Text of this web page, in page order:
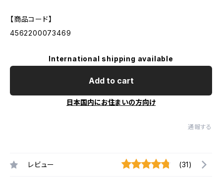
【商品コード】
4562200073469
International shipping available
Add to cart
日本国内にお住まいの方向け
通報する
レビュー (31)